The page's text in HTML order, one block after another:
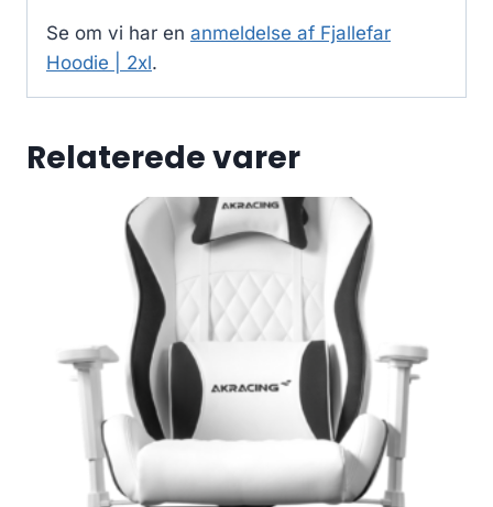
Se om vi har en anmeldelse af Fjallefar
Hoodie | 2xl.
Relaterede varer